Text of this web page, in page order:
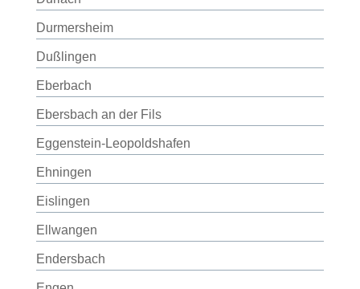
Durmersheim
Dußlingen
Eberbach
Ebersbach an der Fils
Eggenstein-Leopoldshafen
Ehningen
Eislingen
Ellwangen
Endersbach